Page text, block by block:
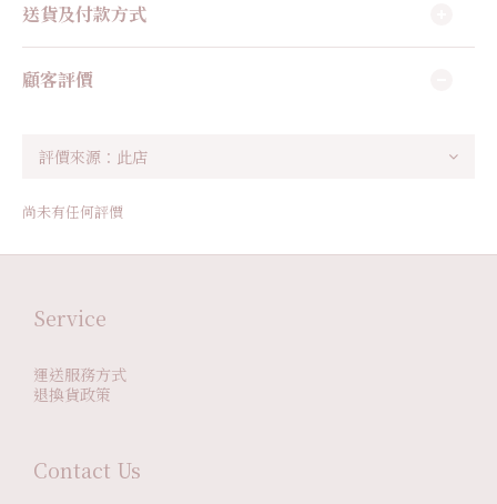
送貨及付款方式
顧客評價
尚未有任何評價
Service
運送服務方式
退換貨政策
Contact Us